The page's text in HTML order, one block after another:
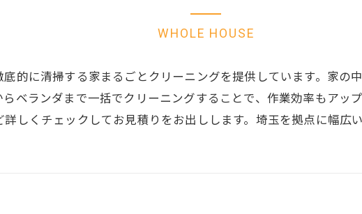
WHOLE HOUSE
的に清掃する家まるごとクリーニングを提供しています。家の
ベランダまで一括でクリーニングすることで、作業効率もアッ
しくチェックしてお見積りをお出しします。埼玉を拠点に幅広